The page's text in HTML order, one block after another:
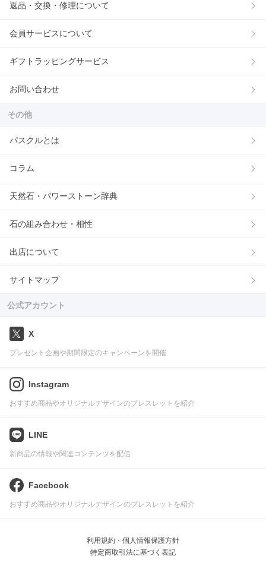
返品・交換・修理について
会員サービスについて
ギフトラッピングサービス
お問い合わせ
その他
パスクルとは
コラム
天然石・パワーストーン辞典
石の組み合わせ・相性
出店について
サイトマップ
公式アカウント
X
プレゼント企画や期間限定のキャンペーンを開催
Instagram
おすすめ商品やオリジナルデザインのブレスレットを紹介
LINE
新商品の情報や関連コンテンツを配信
Facebook
おすすめ商品やオリジナルデザインのブレスレットを紹介
利用規約・個人情報保護方針
特定商取引法に基づく表記